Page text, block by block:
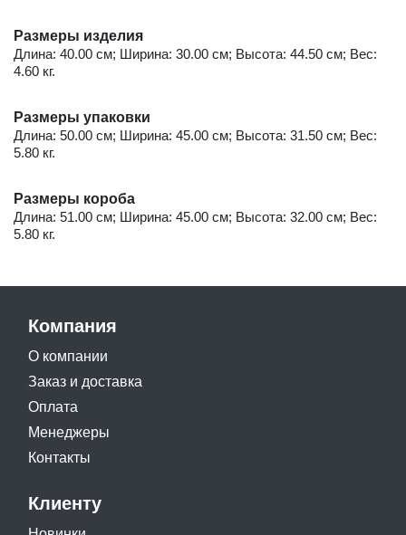
Размеры изделия
Длина: 40.00 см; Ширина: 30.00 см; Высота: 44.50 см; Вес:
4.60 кг.
Размеры упаковки
Длина: 50.00 см; Ширина: 45.00 см; Высота: 31.50 см; Вес:
5.80 кг.
Размеры короба
Длина: 51.00 см; Ширина: 45.00 см; Высота: 32.00 см; Вес:
5.80 кг.
Компания
О компании
Заказ и доставка
Оплата
Менеджеры
Контакты
Клиенту